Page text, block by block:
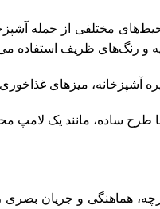
مختلفی از جمله
و رنگ‌های ظریف استفاده
میزهای غذاخوری
طرح ساده، مانند یک
هماهنگی و جریان